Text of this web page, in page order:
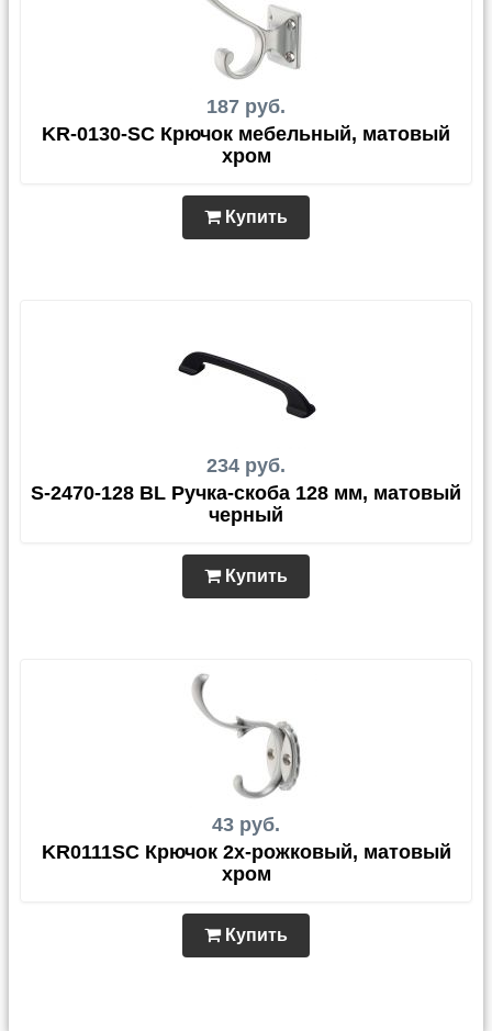
187 руб.
KR-0130-SC Крючок мебельный, матовый
хром
Купить
234 руб.
S-2470-128 BL Ручка-скоба 128 мм, матовый
черный
Купить
43 руб.
KR0111SC Крючок 2х-рожковый, матовый
хром
Купить